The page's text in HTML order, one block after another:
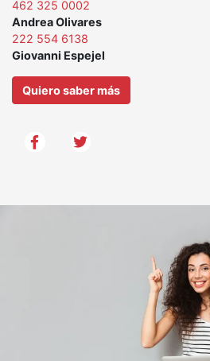
462 325 0002
Andrea Olivares
222 554 6138
Giovanni Espejel
Quiero saber más